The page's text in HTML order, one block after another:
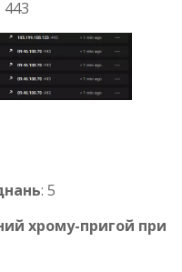
: 5
хрому-пригой при